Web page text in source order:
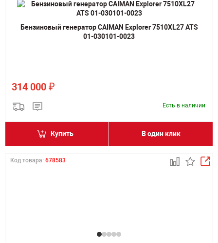
Бензиновый генератор CAIMAN Explorer 7510XL27 ATS
01-030101-0023
314 000 ₽
Есть в наличии
Купить В один клик
Код товара: 678583